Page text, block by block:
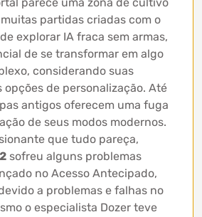
partidas criadas com o
explorar IA fraca sem armas,
de se transformar em algo
considerando suas
opções de personalização. Até
antigos oferecem uma fuga
de seus modos modernos.
que tudo pareça,
sofreu alguns problemas
no Acesso Antecipado,
a problemas e falhas no
o especialista Dozer teve